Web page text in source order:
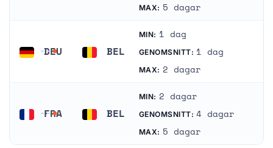
MAX: 5 dagar
DEU BEL
MIN: 1 dag
GENOMSNITT: 1 dag
MAX: 2 dagar
FRA BEL
MIN: 2 dagar
GENOMSNITT: 4 dagar
MAX: 5 dagar